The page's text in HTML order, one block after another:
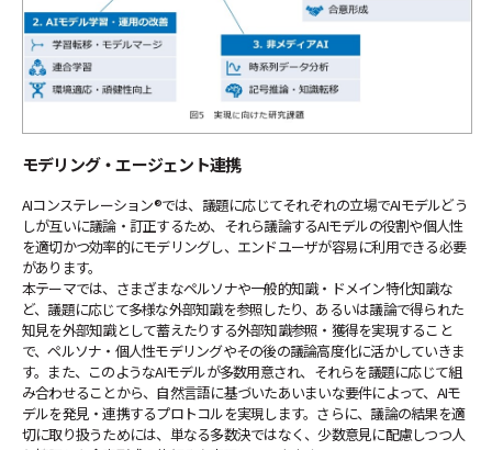
モデリング・エージェント連携
AIコンステレーション®では、議題に応じてそれぞれの立場でAIモデルどう
しが互いに議論・訂正するため、それら議論するAIモデルの役割や個人性
を適切かつ効率的にモデリングし、エンドユーザが容易に利用できる必要
があります。
本テーマでは、さまざまなペルソナや一般的知識・ドメイン特化知識な
ど、議題に応じて多様な外部知識を参照したり、あるいは議論で得られた
知見を外部知識として蓄えたりする外部知識参照・獲得を実現すること
で、ペルソナ・個人性モデリングやその後の議論高度化に活かしていきま
す。また、このようなAIモデルが多数用意され、それらを議題に応じて組
み合わせることから、自然言語に基づいたあいまいな要件によって、AIモ
デルを発見・連携するプロトコルを実現します。さらに、議論の結果を適
切に取り扱うためには、単なる多数決ではなく、少数意見に配慮しつつ人